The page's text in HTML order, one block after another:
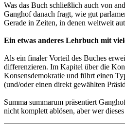
Was das Buch schließlich auch von
Ganghof danach fragt, wie gut
Gerade in Zeiten, in denen weltweit
Ein etwas anderes Lehrbuch mit
Als ein finaler Vorteil des Buches
differenzieren. Im Kapitel über die
Konsensdemokratie und führt einen
(und/oder einen direkt gewählten
Summa summarum präsentiert
nicht komplett ablösen, aber wer